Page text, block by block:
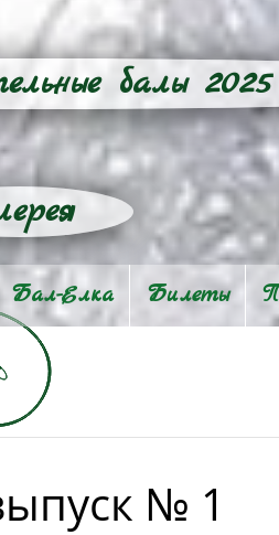
балы 2025
Бал-Eлка Билеты
№ 1